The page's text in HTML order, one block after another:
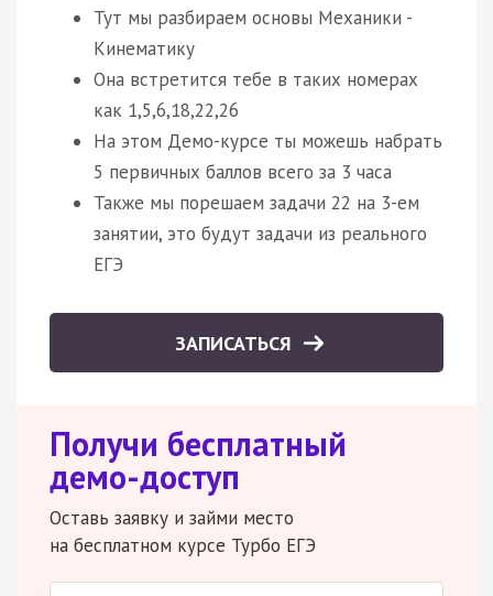
Тут мы разбираем основы Механики -
Кинематику
Она встретится тебе в таких номерах
как 1,5,6,18,22,26
На этом Демо-курсе ты можешь набрать
5 первичных баллов всего за 3 часа
Также мы порешаем задачи 22 на 3-ем
занятии, это будут задачи из реального
ЕГЭ
ЗАПИСАТЬСЯ
Получи бесплатный
демо-доступ
Оставь заявку и займи место
на бесплатном курсе Турбо ЕГЭ